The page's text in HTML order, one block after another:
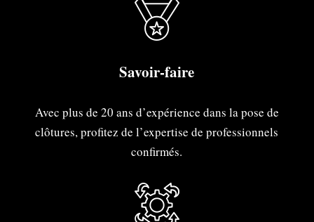
Savoir-faire
Avec plus de 20 ans d’expérience dans la pose de
clôtures, profitez de l’expertise de professionnels
confirmés.